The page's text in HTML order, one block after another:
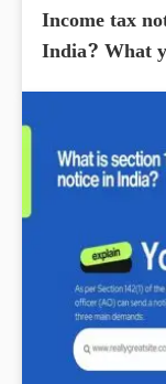
Income tax
India? What